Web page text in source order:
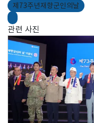
제73주년재향군인의날
관련 사진